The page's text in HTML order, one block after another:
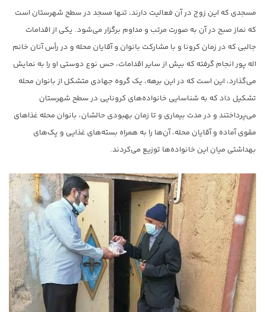
مسجدی که این زوج در آن فعالیت دارند، تنها مسجد در سطح شهرستان است
که نماز صبح در آن به صورت مرتب و مداوم برگزار می‌شود. یکی از اقدامات
جالبی که در زمان کرونا و با مشارکت بانوان و آقایان محله و در رأس آنان خانم
اله پور انجام گرفته که بیش از سایر اقدامات، حس نوع‌ دوستی او را به نمایش
می‌گذارد، این است که در این برهه، یک گروه جهادی متشکل از بانوان محله
تشکیل داد که به شناسایی خانواده‌های کرونایی در سطح شهرستان
می‌پرداختند و در مدت بیماری و تا زمان بهبودی حالشان، بانوان محله غذاهای
مقوی آماده و آقایان محله، آن‌ها را به همراه بسته‌های غذایی و پک‌های
بهداشتی میان این خانواده‌ها توزیع می‌کردند.